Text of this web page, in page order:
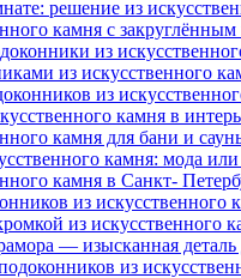
решение из
камня с закруглённым
из
из искусственного
из
камня в
камня для бани и
камня: мода или
камня в Санкт-
из искусственного
из искусственного
— изысканная деталь
из